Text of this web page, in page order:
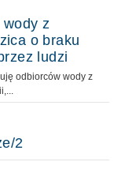
wody z
o braku
ludzi
odbiorców wody z
2